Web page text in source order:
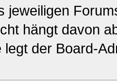
jeweiligen
hängt davon
legt der Board-